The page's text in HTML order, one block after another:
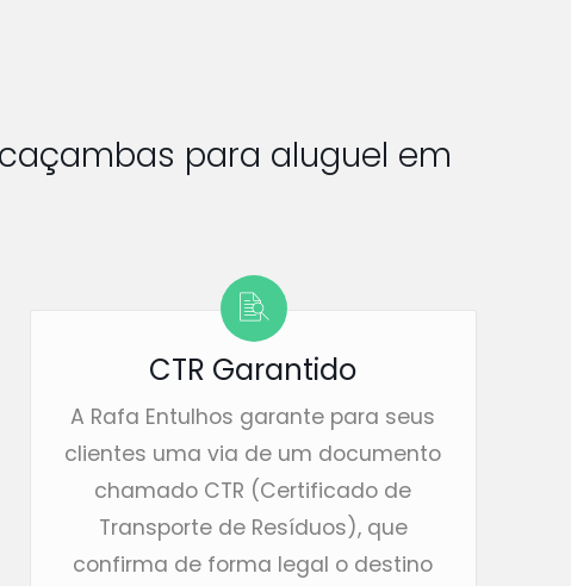
para aluguel em
CTR Garantido
A Rafa Entulhos garante para seus
clientes uma via de um documento
chamado CTR (Certificado de
Transporte de Resíduos), que
confirma de forma legal o destino